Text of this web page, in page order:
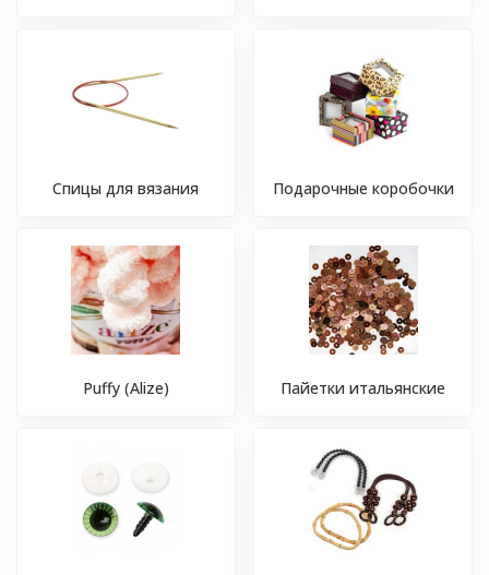
Спицы для вязания Подарочные коробочки
Puffy (Alize) Пайетки итальянские